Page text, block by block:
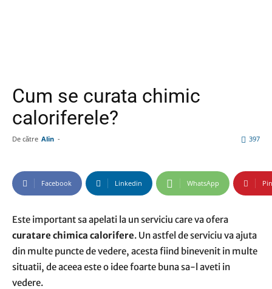
Cum se curata chimic
caloriferele?
De către Alin - 397
Facebook Linkedin WhatsApp
Este important sa apelati la un serviciu care va ofera
curatare chimica calorifere. Un astfel de serviciu va ajuta
din multe puncte de vedere, acesta fiind binevenit in multe
situatii, de aceea este o idee foarte buna sa-l aveti in
vedere.